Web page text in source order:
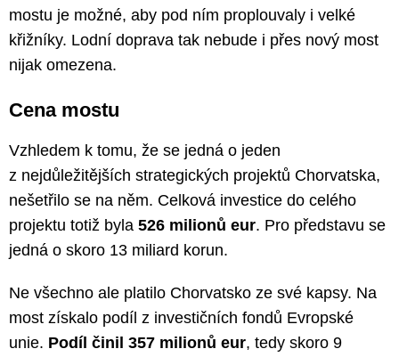
mostu je možné, aby pod ním proplouvaly i velké
křižníky. Lodní doprava tak nebude i přes nový most
nijak omezena.
Cena mostu
Vzhledem k tomu, že se jedná o jeden
z nejdůležitějších strategických projektů Chorvatska,
nešetřilo se na něm. Celková investice do celého
projektu totiž byla 526 milionů eur. Pro představu se
jedná o skoro 13 miliard korun.
Ne všechno ale platilo Chorvatsko ze své kapsy. Na
most získalo podíl z investičních fondů Evropské
unie. Podíl činil 357 milionů eur, tedy skoro 9